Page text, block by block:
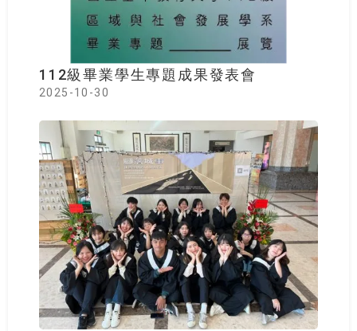
112級畢業學生專題成果發表會
2025-10-30